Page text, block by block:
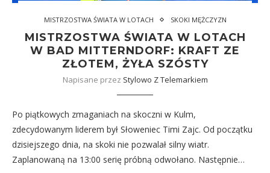
MISTRZOSTWA ŚWIATA W LOTACH SKOKI MĘŻCZYZN
MISTRZOSTWA ŚWIATA W LOTACH
W BAD MITTERNDORF: KRAFT ZE
ZŁOTEM, ŻYŁA SZÓSTY
Napisane przez Stylowo Z Telemarkiem
Po piątkowych zmaganiach na skoczni w Kulm,
zdecydowanym liderem był Słoweniec Timi Zajc. Od początku
dzisiejszego dnia, na skoki nie pozwalał silny wiatr.
Zaplanowaną na 13:00 serię próbną odwołano. Następnie…